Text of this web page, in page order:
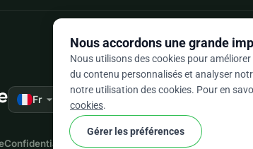
Fr arrow_drop_down ★★★★★
Confidentialité et cookies Conditions générales
Nous accordons une grande
Nous utilisons des cookies pour
du contenu personnalisés et analyser
notre utilisation des cookies. Pour en
cookies.
Gérer les préférences